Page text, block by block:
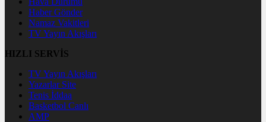
Haber Gönder
Namaz Vakitleri
TV Yayın Akışları
HIZLI SERVİS
TV Yayın Akışları
Yazarlar Site
Tenis İddaa
Basketbol Canlı
AMP